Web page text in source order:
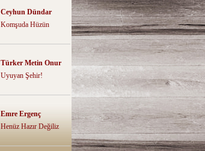
Ceyhun Dündar
Komşuda Hüzün
Türker Metin Onur
Uyuyan Şehir!
Emre Ergenç
Henüz Hazır Değiliz